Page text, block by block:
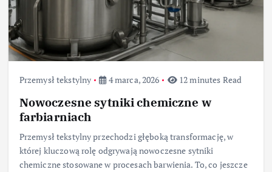
Przemysł tekstylny 4 marca, 2026 12 minutes Read
Nowoczesne sytniki chemiczne w
farbiarniach
Przemysł tekstylny przechodzi głęboką transformację, w
której kluczową rolę odgrywają nowoczesne sytniki
chemiczne stosowane w procesach barwienia. To, co jeszcze